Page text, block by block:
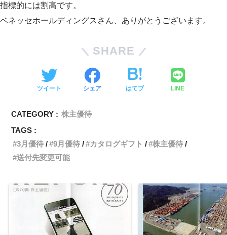
指標的には割高です。
ベネッセホールディングスさん、ありがとうございます。
SHARE
ツイート シェア はてブ LINE
CATEGORY : 株主優待
TAGS :
3月優待
9月優待 カタログギフト
株主優待
送付先変更可能